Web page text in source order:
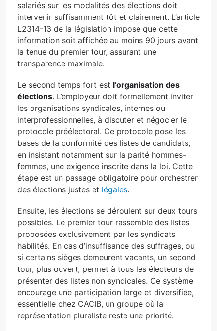
salariés sur les modalités des élections doit
intervenir suffisamment tôt et clairement. L’article
L2314-13 de la législation impose que cette
information soit affichée au moins 90 jours avant
la tenue du premier tour, assurant une
transparence maximale.
Le second temps fort est l’organisation des
élections. L’employeur doit formellement inviter
les organisations syndicales, internes ou
interprofessionnelles, à discuter et négocier le
protocole préélectoral. Ce protocole pose les
bases de la conformité des listes de candidats,
en insistant notamment sur la parité hommes-
femmes, une exigence inscrite dans la loi. Cette
étape est un passage obligatoire pour orchestrer
des élections justes et légales.
Ensuite, les élections se déroulent sur deux tours
possibles. Le premier tour rassemble des listes
proposées exclusivement par les syndicats
habilités. En cas d’insuffisance des suffrages, ou
si certains sièges demeurent vacants, un second
tour, plus ouvert, permet à tous les électeurs de
présenter des listes non syndicales. Ce système
encourage une participation large et diversifiée,
essentielle chez CACIB, un groupe où la
représentation pluraliste reste une priorité.